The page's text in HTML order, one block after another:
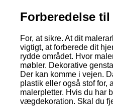
Forberedelse
For, at sikre. At dit
vigtigt, at forberede dit
rydde området. Hvor
møbler. Dekorative
Der kan komme i vejen.
plastik eller også stof for,
malerpletter. Hvis du har
vægdekoration. Skal du